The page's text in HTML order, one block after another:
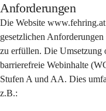
Anforderungen
Die Website
gesetzlichen
zu erfüllen. Die
barrierefreie Webinhalte
Stufen A und AA. Dies
z.B.: